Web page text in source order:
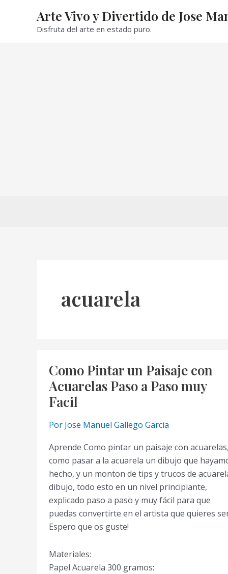
contenido
Arte Vivo y Divertido de Jose
Disfruta del arte en estado puro.
acuarela
Como Pintar un Paisaje con
Acuarelas Paso a Paso muy
Facil
Por Jose Manuel Gallego Garcia
Aprende Como pintar un paisaje con
como pasar a la acuarela un dibujo que
hecho, y un monton de tips y trucos de
dibujo, todo esto en un nivel principiante,
explicado paso a paso y muy fácil para que
puedas convertirte en el artista que quieres
Espero que os guste!
Materiales:
Papel Acuarela 300 gramos: